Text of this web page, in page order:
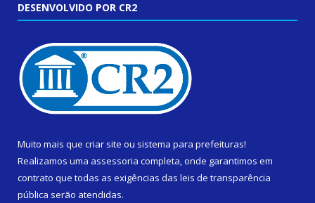
DESENVOLVIDO POR CR2
Muito mais que criar site ou sistema para prefeituras!
Realizamos uma assessoria completa, onde garantimos em
contrato que todas as exigências das leis de transparência
pública serão atendidas.